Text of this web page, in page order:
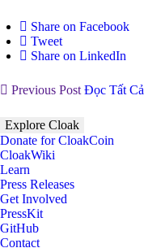
Share on Facebook
Tweet
Share on LinkedIn
Previous Post Đọc Tất Cả
Explore Cloak
Donate for CloakCoin
CloakWiki
Learn
Press Releases
Get Involved
PressKit
GitHub
Contact